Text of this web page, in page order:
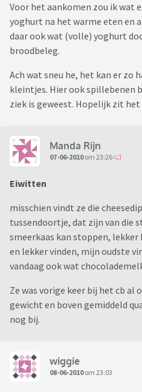
Voor het aankomen zou ik wat
yoghurt na het warme eten en
daar ook wat (volle) yoghurt
broodbeleg.
Ach wat sneu he, het kan er zo
kleintjes. Hier ook spillebenen
ziek is geweest. Hopelijk zit
Manda Rijn
07-06-2010om 23:26
Eiwitten
misschien vindt ze die
tussendoortje, dat zijn van die
smeerkaas kan stoppen,
en lekker vinden, mijn oudste
vandaag ook wat
Ze was vorige keer bij het cb al
gewicht en boven gemiddeld
nog bij.
wiggie
08-06-2010om 23:03